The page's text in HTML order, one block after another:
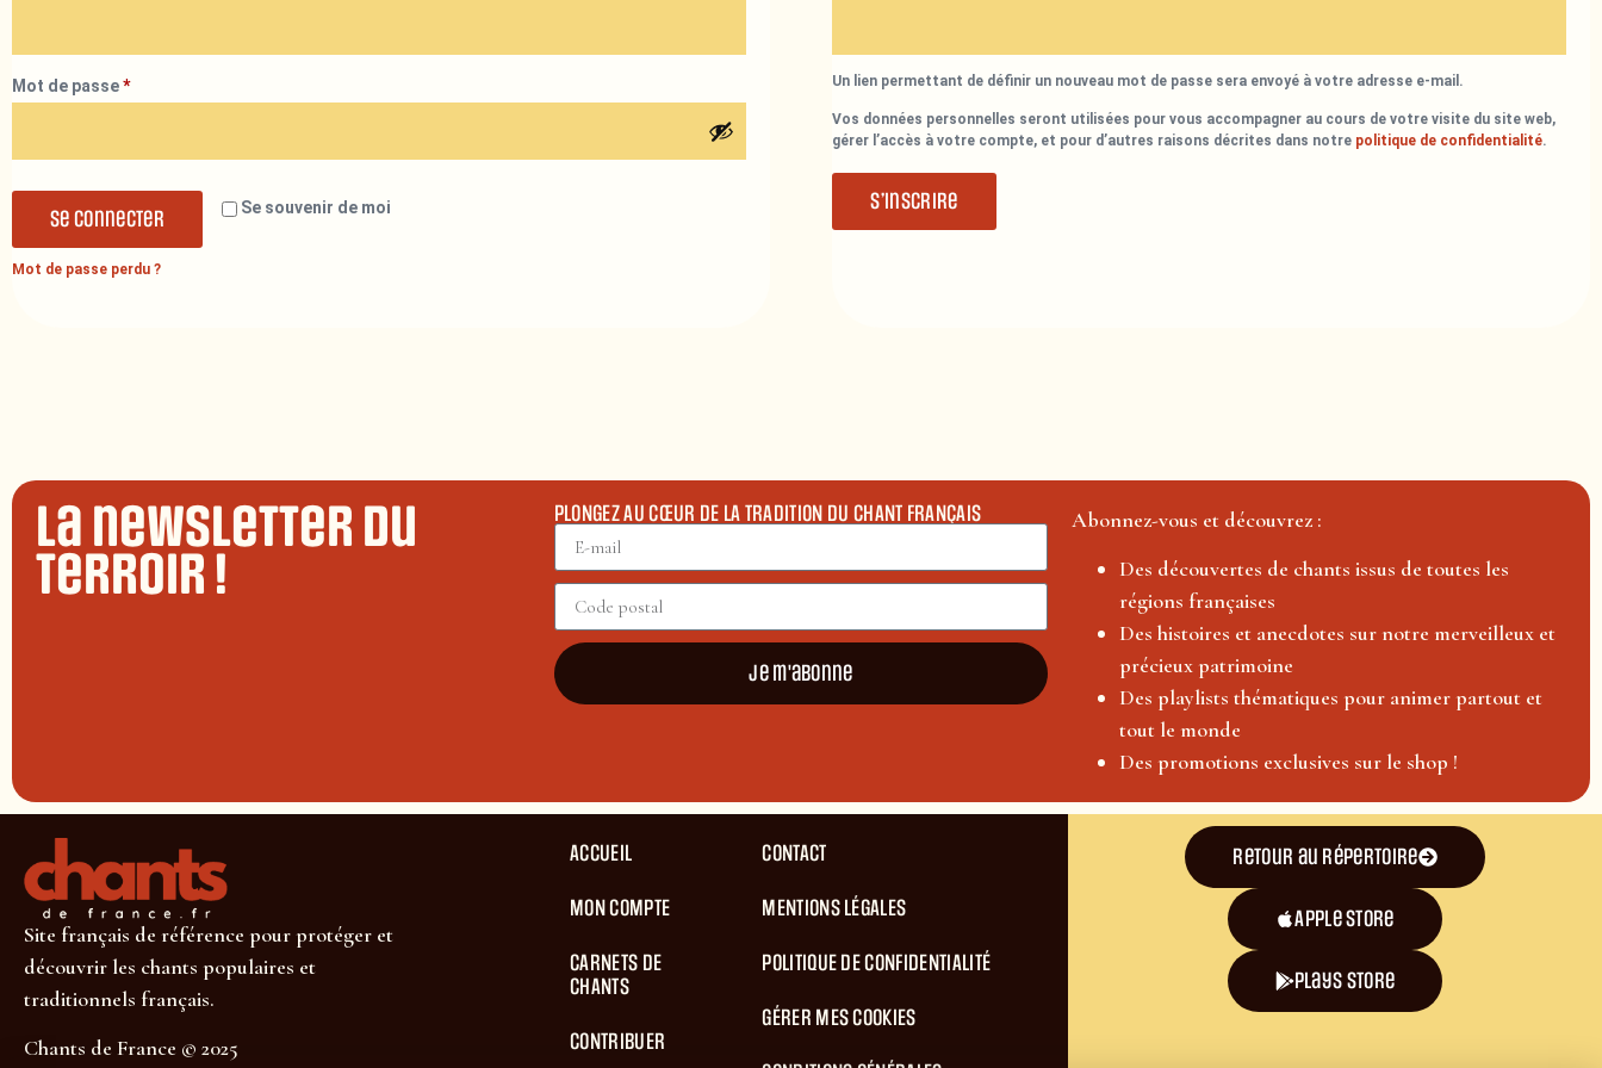
Mot de passe*
Se souvenir de moi
Se connecter
Mot de passe perdu ?
Un lien permettant de définir un nouveau mot de passe sera envoyé à votre adresse e-mail.
Vos données personnelles seront utilisées pour vous accompagner au cours de votre visite du site web,
gérer l’accès à votre compte, et pour d’autres raisons décrites dans notre politique de confidentialité.
S’inscrire
La newsletter du
terroir !
PLONGEZ AU CŒUR DE LA TRADITION DU CHANT FRANÇAIS
Je m'abonne
Abonnez-vous et découvrez :
Des découvertes de chants issus de toutes les
régions françaises
Des histoires et anecdotes sur notre merveilleux et
précieux patrimoine
Des playlists thématiques pour animer partout et
tout le monde
Des promotions exclusives sur le shop !
Site français de référence pour protéger et
découvrir les chants populaires et
traditionnels français.
Chants de France © 2025
ACCUEIL
MON COMPTE
CARNETS DE
CHANTS
CONTRIBUER
CONTACT
MENTIONS LÉGALES
POLITIQUE DE CONFIDENTIALITÉ
GÉRER MES COOKIES
Retour au répertoire
Apple Store
plays store